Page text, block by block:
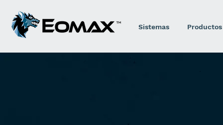
Sistemas Productos